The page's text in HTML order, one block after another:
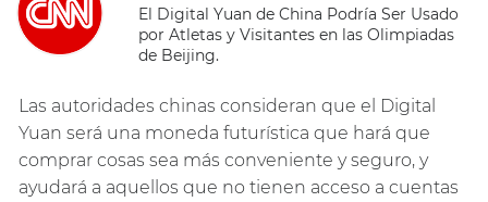
El Digital Yuan de China Podría Ser Usado
por Atletas y Visitantes en las Olimpiadas
de Beijing.
Las autoridades chinas consideran que el Digital
Yuan será una moneda futurística que hará que
comprar cosas sea más conveniente y seguro, y
ayudará a aquellos que no tienen acceso a cuentas